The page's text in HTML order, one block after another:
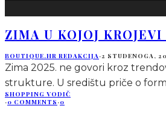
ZIMA U KOJOJ
BOUTIQUE.HR REDAKCIJA·2 STUDENOGA,
Zima 2025. ne govori kroz
strukture. U središtu priče o
SHOPPING VODIČ
·0 COMMENTS ·0